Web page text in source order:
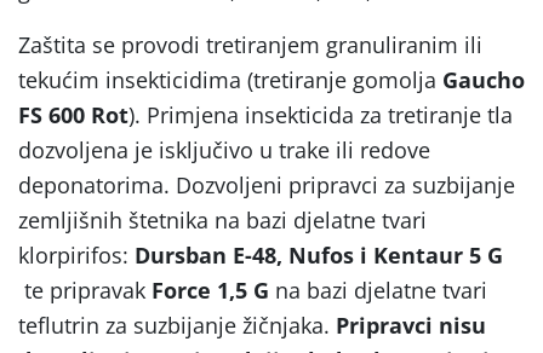
Zaštita se provodi tretiranjem granuliranim ili
tekućim insekticidima (tretiranje gomolja Gaucho
FS 600 Rot). Primjena insekticida za tretiranje tla
dozvoljena je isključivo u trake ili redove
deponatorima. Dozvoljeni pripravci za suzbijanje
zemljišnih štetnika na bazi djelatne tvari
klorpirifos: Dursban E-48, Nufos i Kentaur 5 G
te pripravak Force 1,5 G na bazi djelatne tvari
teflutrin za suzbijanje žičnjaka. Pripravci nisu